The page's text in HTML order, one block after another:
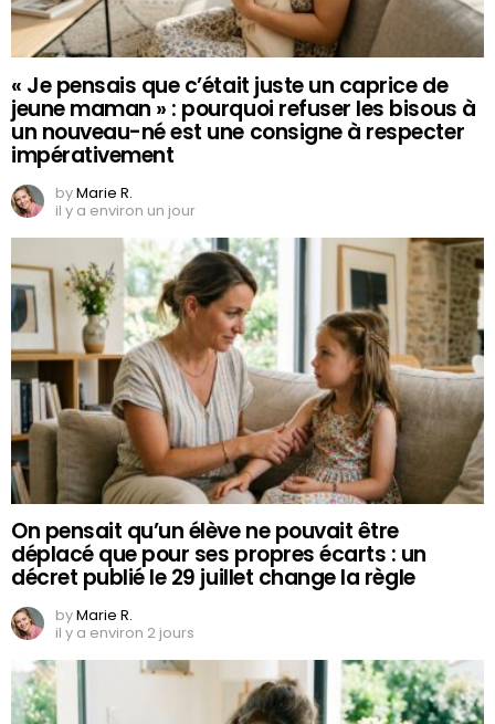
« Je pensais que c’était juste un caprice de
jeune maman » : pourquoi refuser les bisous à
un nouveau-né est une consigne à respecter
impérativement
byMarie R.
il y a environ un jour
On pensait qu’un élève ne pouvait être
déplacé que pour ses propres écarts : un
décret publié le 29 juillet change la règle
byMarie R.
il y a environ 2 jours